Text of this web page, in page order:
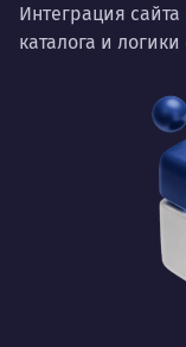
Интеграция
каталога и логики